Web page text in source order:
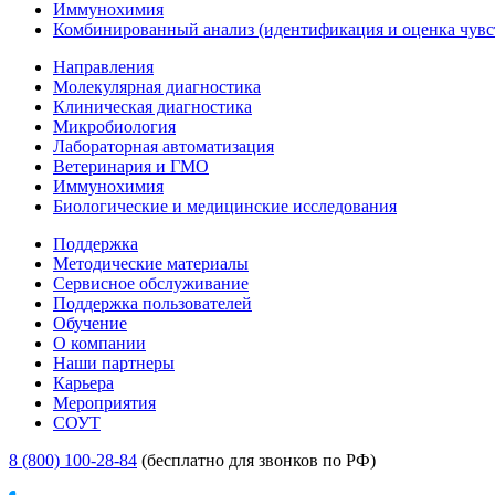
Иммунохимия
Комбинированный анализ (идентификация и оценка
Направления
Молекулярная диагностика
Клиническая диагностика
Микробиология
Лабораторная автоматизация
Ветеринария и ГМО
Иммунохимия
Биологические и медицинские исследования
Поддержка
Методические материалы
Сервисное обслуживание
Поддержка пользователей
Обучение
О компании
Наши партнеры
Карьера
Мероприятия
СОУТ
8 (800) 100-28-84 (бесплатно для звонков по РФ)